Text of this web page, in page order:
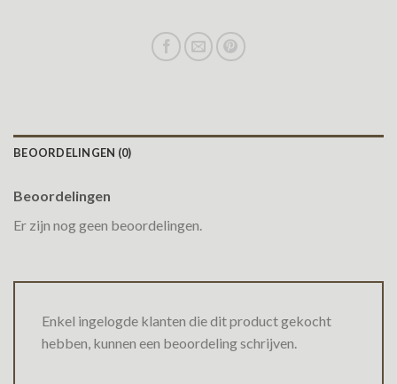
BEOORDELINGEN (0)
Beoordelingen
Er zijn nog geen beoordelingen.
Enkel ingelogde klanten die dit product gekocht
hebben, kunnen een beoordeling schrijven.